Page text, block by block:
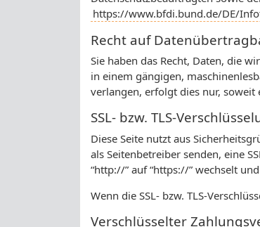
https://www.bfdi.bund.de/DE/
Recht auf
Sie haben das Recht, Daten, die
in einem gängigen,
verlangen, erfolgt dies nur, soweit
SSL- bzw. TLS-
Diese Seite nutzt aus
als Seitenbetreiber senden, eine
“http://” auf “https://” wechselt
Wenn die SSL- bzw. TLS-
Verschlüsselter